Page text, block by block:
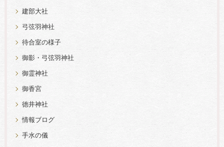
建部大社
弓弦羽神社
待合室の様子
御影・弓弦羽神社
御霊神社
御香宮
徳井神社
情報ブログ
手水の儀